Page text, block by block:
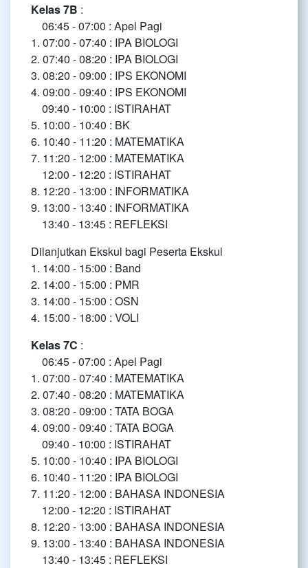
Kelas 7B :
06:45 - 07:00 : Apel Pagi
1. 07:00 - 07:40 : IPA BIOLOGI
2. 07:40 - 08:20 : IPA BIOLOGI
3. 08:20 - 09:00 : IPS EKONOMI
4. 09:00 - 09:40 : IPS EKONOMI
09:40 - 10:00 : ISTIRAHAT
5. 10:00 - 10:40 : BK
6. 10:40 - 11:20 : MATEMATIKA
7. 11:20 - 12:00 : MATEMATIKA
12:00 - 12:20 : ISTIRAHAT
8. 12:20 - 13:00 : INFORMATIKA
9. 13:00 - 13:40 : INFORMATIKA
13:40 - 13:45 : REFLEKSI
Dilanjutkan Ekskul bagi Peserta Ekskul
1. 14:00 - 15:00 : Band
2. 14:00 - 15:00 : PMR
3. 14:00 - 15:00 : OSN
4. 15:00 - 18:00 : VOLI
Kelas 7C :
06:45 - 07:00 : Apel Pagi
1. 07:00 - 07:40 : MATEMATIKA
2. 07:40 - 08:20 : MATEMATIKA
3. 08:20 - 09:00 : TATA BOGA
4. 09:00 - 09:40 : TATA BOGA
09:40 - 10:00 : ISTIRAHAT
5. 10:00 - 10:40 : IPA BIOLOGI
6. 10:40 - 11:20 : IPA BIOLOGI
7. 11:20 - 12:00 : BAHASA INDONESIA
12:00 - 12:20 : ISTIRAHAT
8. 12:20 - 13:00 : BAHASA INDONESIA
9. 13:00 - 13:40 : BAHASA INDONESIA
13:40 - 13:45 : REFLEKSI